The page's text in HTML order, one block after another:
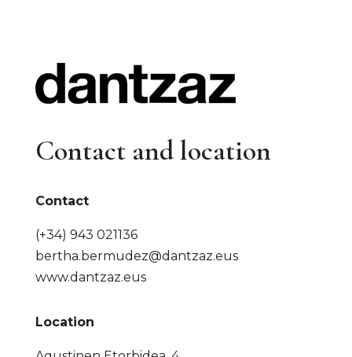
Contact and location
Contact
(+34) 943 021136
bertha.bermudez@dantzaz.eus
www.dantzaz.eus
Location